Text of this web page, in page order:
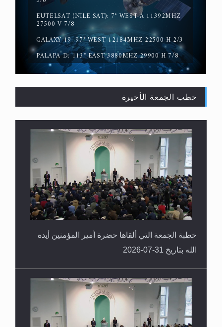
المفهوم الحقيقي للجهاد الإسلامي..
EUTELSAT (NILE SAT): 7° WEST-A 11392MHZ
27500 V 7/8
GALAXY 19: 97° WEST 12184MHZ 22500 H 2/3
PALAPA D: 113° EAST 3880MHZ 29900 H 7/8
خطب الجمعة الأخيرة
خطبة الجمعة التي ألقاها حضرة أمير المؤمنين أيده
الله بتاريخ 31-07-2026